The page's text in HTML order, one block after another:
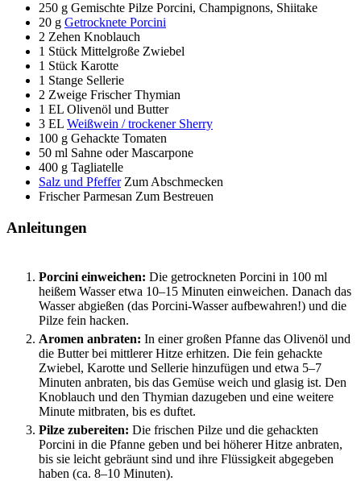
250 g Gemischte Pilze Porcini, Champignons, Shiitake
20 g Getrocknete Porcini
2 Zehen Knoblauch
1 Stück Mittelgroße Zwiebel
1 Stück Karotte
1 Stange Sellerie
2 Zweige Frischer Thymian
1 EL Olivenöl und Butter
3 EL Weißwein / trockener Sherry
100 g Gehackte Tomaten
50 ml Sahne oder Mascarpone
400 g Tagliatelle
Salz und Pfeffer Zum Abschmecken
Frischer Parmesan Zum Bestreuen
Anleitungen
Porcini einweichen: Die getrockneten Porcini in 100 ml
heißem Wasser etwa 10–15 Minuten einweichen. Danach das
Wasser abgießen (das Porcini-Wasser aufbewahren!) und die
Pilze fein hacken.
Aromen anbraten: In einer großen Pfanne das Olivenöl und
die Butter bei mittlerer Hitze erhitzen. Die fein gehackte
Zwiebel, Karotte und Sellerie hinzufügen und etwa 5–7
Minuten anbraten, bis das Gemüse weich und glasig ist. Den
Knoblauch und den Thymian dazugeben und eine weitere
Minute mitbraten, bis es duftet.
Pilze zubereiten: Die frischen Pilze und die gehackten
Porcini in die Pfanne geben und bei höherer Hitze anbraten,
bis sie leicht gebräunt sind und ihre Flüssigkeit abgegeben
haben (ca. 8–10 Minuten).